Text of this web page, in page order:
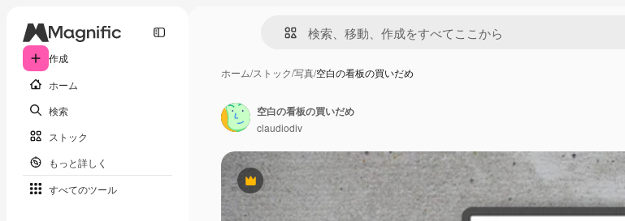
作成
ホーム
検索
ストック
もっと詳しく
すべてのツール
ホーム/ストック/写真/空白の看板の買いだめ
Premium
空白の看板の買いだめ
claudiodiv